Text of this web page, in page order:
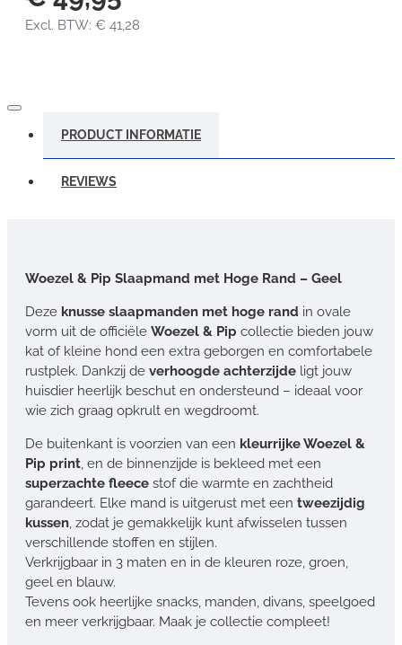
Excl. BTW: € 41,28
PRODUCT INFORMATIE
REVIEWS
Woezel & Pip Slaapmand met Hoge Rand – Geel
Deze knusse slaapmanden met hoge rand in ovale
vorm uit de officiële Woezel & Pip collectie bieden jouw
kat of kleine hond een extra geborgen en comfortabele
rustplek. Dankzij de verhoogde achterzijde ligt jouw
huisdier heerlijk beschut en ondersteund – ideaal voor
wie zich graag opkrult en wegdroomt.
De buitenkant is voorzien van een kleurrijke Woezel &
Pip print, en de binnenzijde is bekleed met een
superzachte fleece stof die warmte en zachtheid
garandeert. Elke mand is uitgerust met een tweezijdig
kussen, zodat je gemakkelijk kunt afwisselen tussen
verschillende stoffen en stijlen.
Verkrijgbaar in 3 maten en in de kleuren roze, groen,
geel en blauw.
Tevens ook heerlijke snacks, manden, divans, speelgoed
en meer verkrijgbaar. Maak je collectie compleet!